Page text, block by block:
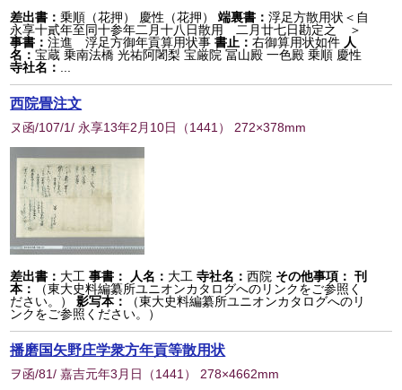
差出書：乗順（花押） 慶性（花押） 端裏書：浮足方散用状＜自
永享十貳年至同十参年二月十八日散用 二月廿七日勘定之 ＞
事書：注進 浮足方御年貢算用状事 書止：右御算用状如件 人
名：宝蔵 乗南法橋 光祐阿闍梨 宝厳院 冨山殿 一色殿 乗順 慶性
寺社名：
西院畳注文
ヌ函/107/1/ 永享13年2月10日 （1441 ） 272×378mm
差出書： 大工 事書： 人名： 大工 寺社名：西院 その他事項： 刊
本：
（東大史料編纂所ユニオンカタログへのリンクをご参照く
ださい。）
影写本：
（東大史料編纂所ユニオンカタログへのリ
ンクをご参照ください。）
播磨国矢野庄学衆方年貢等散用状
ヲ函/81/ 嘉吉元年3月日 （1441 ） 278×4662mm